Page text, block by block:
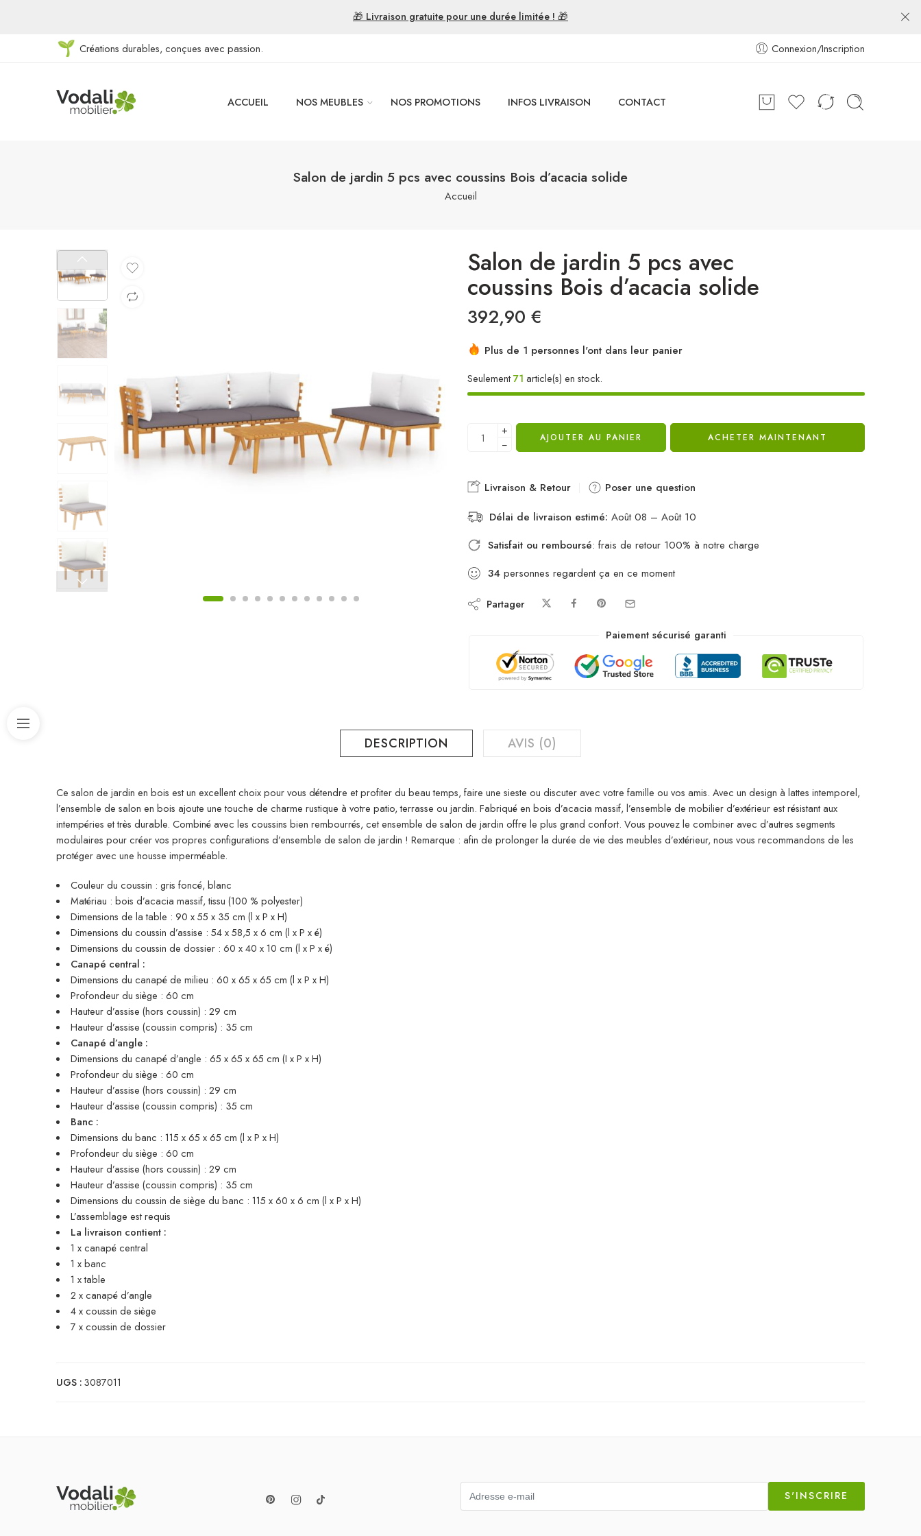
🎁 Livraison gratuite pour une durée limitée ! 🎁
Créations durables, conçues avec passion. Connexion/Inscription
ACCUEIL NOS MEUBLES NOS PROMOTIONS INFOS LIVRAISON CONTACT
Salon de jardin 5 pcs avec coussins Bois d’acacia solide
Accueil
Salon de jardin 5 pcs avec
coussins Bois d’acacia solide
392,90 €
Plus de 1 personnes l'ont dans leur panier
Seulement71 article(s) en stock.
+
−
AJOUTER AU PANIER ACHETER MAINTENANT
Livraison & Retour
Poser une question
Délai de livraison estimé: Août 08 – Août 10
Satisfait ou remboursé: frais de retour 100% à notre charge
34 personnes regardent ça en ce moment
Partager
Paiement sécurisé garanti
DESCRIPTION AVIS (0)
Ce salon de jardin en bois est un excellent choix pour vous détendre et profiter du beau temps, faire une sieste ou discuter avec votre famille ou vos amis. Avec un design à lattes intemporel,
l’ensemble de salon en bois ajoute une touche de charme rustique à votre patio, terrasse ou jardin. Fabriqué en bois d’acacia massif, l’ensemble de mobilier d’extérieur est résistant aux
intempéries et très durable. Combiné avec les coussins bien rembourrés, cet ensemble de salon de jardin offre le plus grand confort. Vous pouvez le combiner avec d’autres segments
modulaires pour créer vos propres configurations d’ensemble de salon de jardin ! Remarque : afin de prolonger la durée de vie des meubles d’extérieur, nous vous recommandons de les
protéger avec une housse imperméable.
Couleur du coussin : gris foncé, blanc
Matériau : bois d’acacia massif, tissu (100 % polyester)
Dimensions de la table : 90 x 55 x 35 cm (l x P x H)
Dimensions du coussin d’assise : 54 x 58,5 x 6 cm (l x P x é)
Dimensions du coussin de dossier : 60 x 40 x 10 cm (l x P x é)
Canapé central :
Dimensions du canapé de milieu : 60 x 65 x 65 cm (l x P x H)
Profondeur du siège : 60 cm
Hauteur d’assise (hors coussin) : 29 cm
Hauteur d’assise (coussin compris) : 35 cm
Canapé d’angle :
Dimensions du canapé d’angle : 65 x 65 x 65 cm (I x P x H)
Profondeur du siège : 60 cm
Hauteur d’assise (hors coussin) : 29 cm
Hauteur d’assise (coussin compris) : 35 cm
Banc :
Dimensions du banc : 115 x 65 x 65 cm (l x P x H)
Profondeur du siège : 60 cm
Hauteur d’assise (hors coussin) : 29 cm
Hauteur d’assise (coussin compris) : 35 cm
Dimensions du coussin de siège du banc : 115 x 60 x 6 cm (l x P x H)
L’assemblage est requis
La livraison contient :
1 x canapé central
1 x banc
1 x table
2 x canapé d’angle
4 x coussin de siège
7 x coussin de dossier
UGS :3087011
S'INSCRIRE